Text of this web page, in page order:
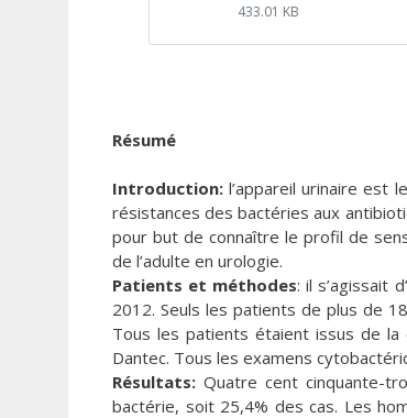
433.01 KB
Résumé
Introduction: l’appareil urinaire est
résistances des bactéries aux
pour but de connaître le profil de
de l’adulte en urologie.
Patients et méthodes: il s’agissait
2012. Seuls les patients de plus de
Tous les patients étaient issus de la
Dantec. Tous les examens
Résultats: Quatre cent cinquante-
bactérie, soit 25,4% des cas. Les